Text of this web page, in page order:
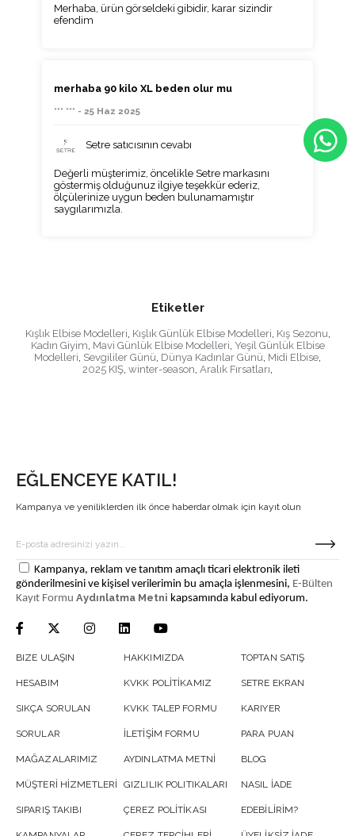
Merhaba, ürün görseldeki gibidir, karar sizindir
efendim
merhaba 90 kilo XL beden olur mu
*** *** - 25 Haz 2025
Setre satıcısının cevabı
Değerli müşterimiz, öncelikle Setre markasını
göstermiş olduğunuz ilgiye teşekkür ederiz,
ölçülerinize uygun beden bulunamamıştır
saygılarımızla.
Etiketler
Kışlık Elbise Modelleri, Kışlık Günlük Elbise Modelleri, Kış Sezonu,
Kadın Giyim, Mavi Günlük Elbise Modelleri, Yeşil Günlük Elbise
Modelleri, Sevgililer Günü, Dünya Kadınlar Günü, Midi Elbise,
2025 KIŞ, winter-season, Aralık Fırsatları,
EĞLENCEYE KATIL!
Kampanya ve yeniliklerden ilk önce haberdar olmak için kayıt olun
Kampanya, reklam ve tanıtım amaçlı ticari elektronik ileti
gönderilmesini ve kişisel verilerimin bu amaçla işlenmesini, E-Bülten
Kayıt Formu Aydınlatma Metni kapsamında kabul ediyorum.
BIZE ULAŞIN
HESABIM
SIKÇA SORULAN
SORULAR
MAĞAZALARIMIZ
MÜŞTERİ HİZMETLERİ
SIPARIŞ TAKIBI
HAKKIMIZDA
KVKK POLİTİKAMIZ
KVKK TALEP FORMU
İLETİŞİM FORMU
AYDINLATMA METNİ
GIZLILIK POLITIKALARI
ÇEREZ POLİTİKASI
TOPTAN SATIŞ
SETRE EKRAN
KARIYER
PARA PUAN
BLOG
NASIL İADE
EDEBİLİRİM?